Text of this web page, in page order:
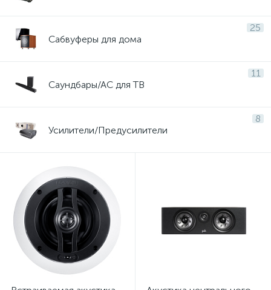
25
Сабвуферы для дома
11
Саундбары/АС для ТВ
8
Усилители/Предусилители